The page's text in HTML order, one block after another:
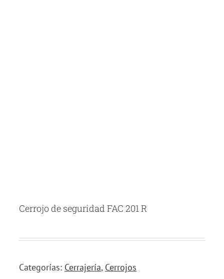
Cerrojo de seguridad FAC 201 R
Categorías: Cerrajería, Cerrojos